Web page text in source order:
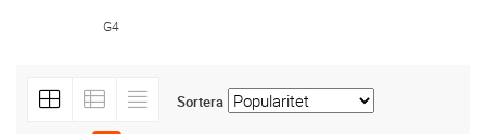
G4
Sortera